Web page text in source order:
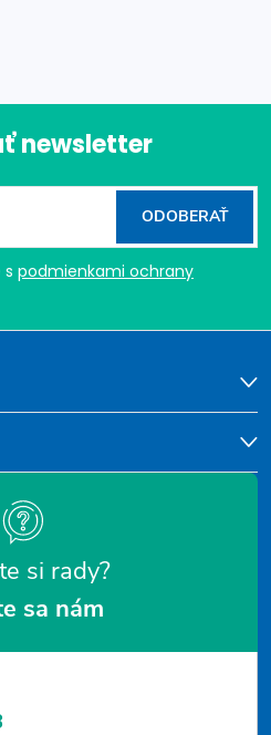
newsletter
podmienkami ochrany
ODOBERAŤ
si rady?
sa nám